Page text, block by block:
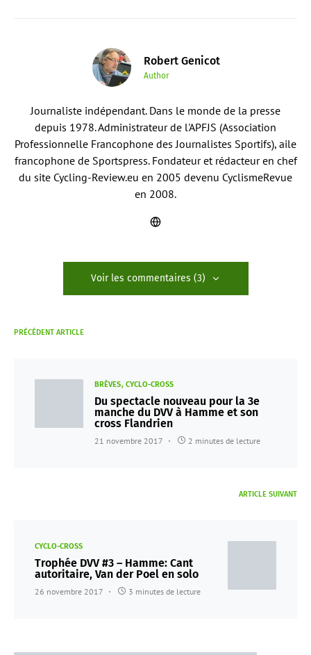
Robert Genicot
Author
Journaliste indépendant. Dans le monde de la presse
depuis 1978. Administrateur de l'APFJS (Association
Professionnelle Francophone des Journalistes Sportifs), aile
francophone de Sportspress. Fondateur et rédacteur en chef
du site Cycling-Review.eu en 2005 devenu CyclismeRevue
en 2008.
Voir les commentaires (3)
PRÉCÉDENT ARTICLE
BRÈVES CYCLO-CROSS
Du spectacle nouveau pour la 3e
manche du DVV à Hamme et son
cross Flandrien
21 novembre 2017 2 minutes de lecture
ARTICLE SUIVANT
CYCLO-CROSS
Trophée DVV #3 – Hamme: Cant
autoritaire, Van der Poel en solo
26 novembre 2017 3 minutes de lecture